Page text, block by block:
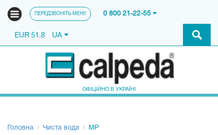
ПЕРЕДЗВОНІТЬ МЕНІ! 0 800 21-22-55
EUR 51.8 UA
ОФІЦІЙНО В УКРАЇНІ
Головна Чиста вода MP